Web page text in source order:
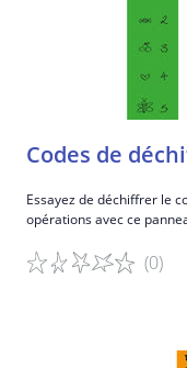
Codes de
Essayez de déchiffrer le
opérations avec ce
(0)